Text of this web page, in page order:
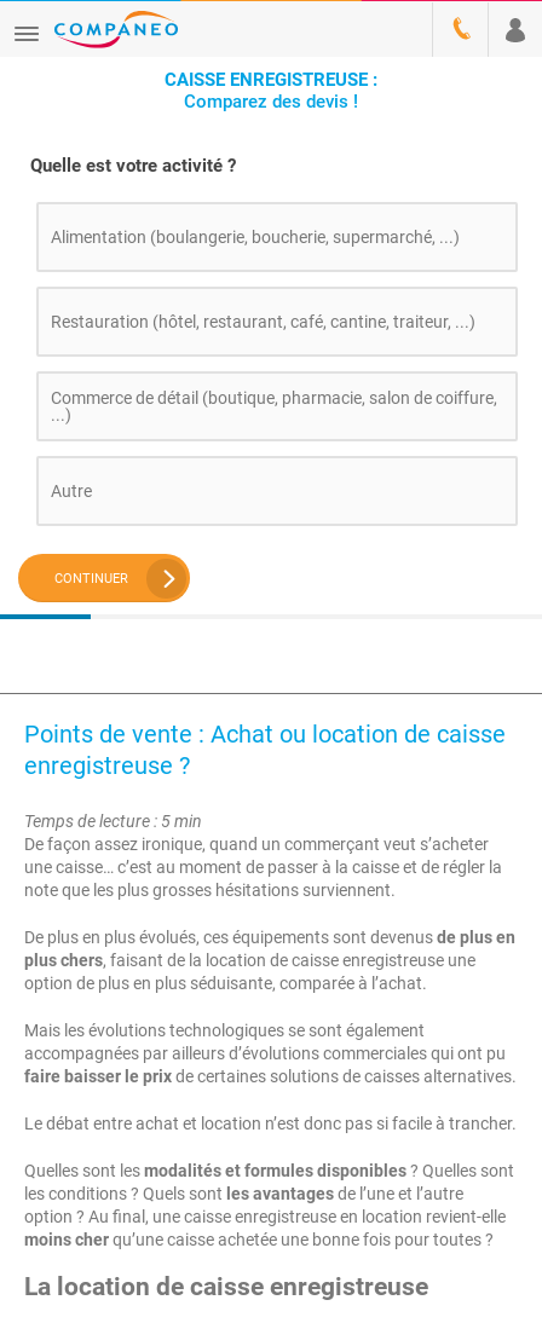
CAISSE ENREGISTREUSE :
Comparez des devis !
Quelle est votre activité ?
Alimentation (boulangerie, boucherie, supermarché, ...)
Restauration (hôtel, restaurant, café, cantine, traiteur, ...)
Commerce de détail (boutique, pharmacie, salon de coiffure,
...)
Autre
CONTINUER
Points de vente : Achat ou location de caisse
enregistreuse ?
Temps de lecture : 5 min
De façon assez ironique, quand un commerçant veut s’acheter
une caisse… c’est au moment de passer à la caisse et de régler la
note que les plus grosses hésitations surviennent.
De plus en plus évolués, ces équipements sont devenusde plus en
plus chers, faisant de la location de caisse enregistreuse une
option de plus en plus séduisante, comparée à l’achat.
Mais les évolutions technologiques se sont également
accompagnées par ailleurs d’évolutions commerciales qui ont pu
faire baisser le prixde certaines solutions de caisses alternatives.
Le débat entre achat et location n’est donc pas si facile à trancher.
Quelles sont lesmodalités et formules disponibles? Quelles sont
les conditions ? Quels sont les avantagesde l’une et l’autre
option ? Au final, une caisse enregistreuse en location revient-elle
moins cherqu’une caisse achetée une bonne fois pour toutes ?
La location de caisse enregistreuse